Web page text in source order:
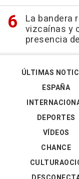
La bandera
vizcaínas y
presencia
ÚLTIMAS
ESPAÑA
DEPORTES
VÍDEOS
CHANCE